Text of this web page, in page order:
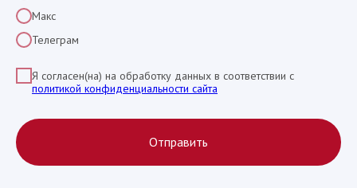
Макс
Телеграм
Я согласен(на) на обработку данных в соответствии с
политикой конфиденциальности сайта
Отправить